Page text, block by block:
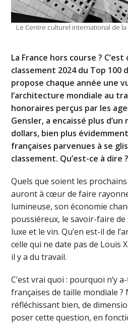
Le Centre culturel international de
La France hors course ?
classement 2024 du Top 100
propose chaque année une
l’architecture mondiale au
honoraires perçus par les
Gensler, a encaissé plus
dollars, bien plus
françaises parvenues à se
classement. Qu’est-ce à dire ?
Quels que soient les
auront à cœur de faire
lumineuse, son économie
poussiéreux, le savoir-faire
luxe et le vin. Qu’en est-il de
celle qui ne date pas de Louis
il y a du travail.
C’est vrai quoi : pourquoi n’y
françaises de taille mondiale ?
réfléchissant bien, de
poser cette question, en